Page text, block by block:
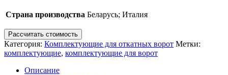
Страна производства Беларусь; Италия
Рассчитать стоимость
Категория: Комплектующие для откатных ворот Метки:
комплектующие, комплектующие для ворот
Описание